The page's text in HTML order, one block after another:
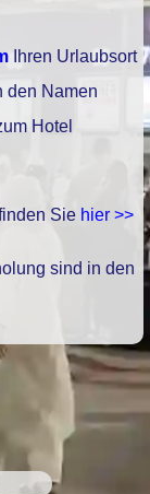
Ihren Urlaubsort
den Namen
Hotel
Sie hier >>